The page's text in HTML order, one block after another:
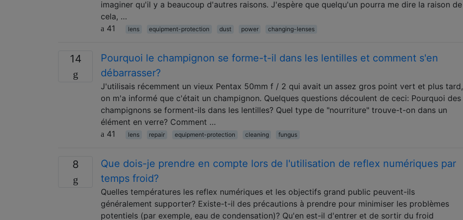
imaginer qu'il y a beaucoup d'autres raisons. J'espère que quelqu'un pourra me dire la raison de
cela, …
41
lens equipment-protection dust power changing-lenses
14
Pourquoi le champignon se forme-t-il dans les lentilles et comment s'en
débarrasser?
J'utilisais récemment un vieux Pentax 50mm f / 2 qui avait un assez gros point vert et plus tard,
on m'a informé que c'était un champignon. Quelques questions découlent de ceci: Pourquoi des
champignons se forment-ils dans les lentilles? Quel type de "nourriture" trouve-t-on dans un
élément en verre? Comment …
41
lens repair equipment-protection cleaning fungus
8
Que dois-je prendre en compte lors de l'utilisation de reflex numériques par
temps froid?
Quelles températures les reflex numériques et les objectifs grand public peuvent-ils
généralement supporter? Existe-t-il des précautions à prendre pour minimiser les problèmes
potentiels (par exemple, eau de condensation)? Qu'en est-il d'entrer et de sortir du froid